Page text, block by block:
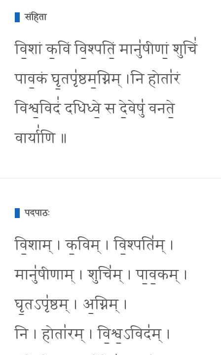
संहिता
वि॒शां क॒विं वि॒श्पतिं॒ मानु॑षीणां॒ शुचिं॑
पाव॒कं घृ॒तपृ॑ष्ठम॒ग्निम् ।नि होता॑रं
विश्व॒विदं॑ दधिध्वे॒ स दे॒वेषु॑ वनते॒
वार्या॑णि ॥
पदपाठः
वि॒शाम् । क॒विम् । वि॒श्पति॑म् ।
मानु॑षीणाम् । शुचि॑म् । पा॒व॒कम् ।
घृ॒तऽपृ॑ष्ठम् । अ॒ग्निम् ।
नि । होता॑रम् । वि॒श्व॒ऽविद॑म् ।